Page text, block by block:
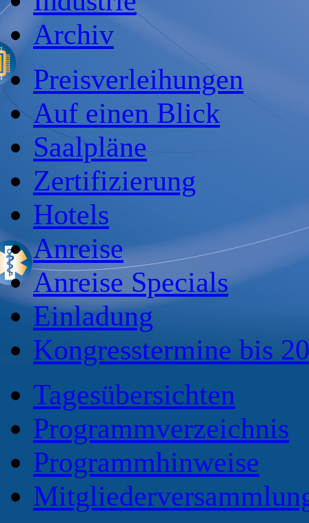
Archiv
Preisverleihungen
Auf einen Blick
Saalpläne
Zertifizierung
Hotels
Anreise
Anreise Specials
Einladung
Kongresstermine bis
Tagesübersichten
Programmverzeichnis
Programmhinweise